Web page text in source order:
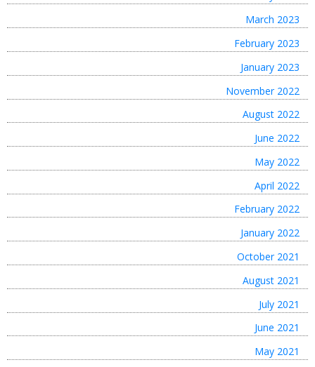
March 2023
February 2023
January 2023
November 2022
August 2022
June 2022
May 2022
April 2022
February 2022
January 2022
October 2021
August 2021
July 2021
June 2021
May 2021